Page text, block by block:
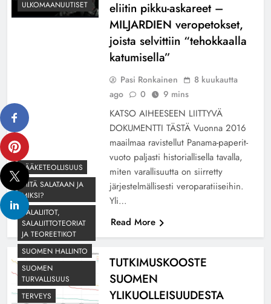
ULKOMAANUUTISET
eliitin pikku-askareet –
MILJARDIEN veropetokset,
joista selvittiin “tehokkaalla
katumisella”
Pasi Ronkainen
8 kuukautta
ago
0 9 mins
KATSO AIHEESEEN LIITTYVÄ
DOKUMENTTI TÄSTÄ Vuonna 2016
maailmaa ravistellut Panama-paperit-
vuoto paljasti historiallisella tavalla,
miten varallisuutta on siirretty
järjestelmällisesti veroparatiiseihin.
Yli…
Read More
LÄÄKETEOLLISUUS
MITÄ SALATAAN JA
MIKSI?
SALALIITOT,
SALALIITTOTEORIAT
JA TEOREETIKOT
SUOMEN HALLINTO
SUOMEN
TURVALLISUUS
TERVEYS
TUTKIMUSKOOSTE
SUOMEN
YLIKUOLLEISUUDESTA